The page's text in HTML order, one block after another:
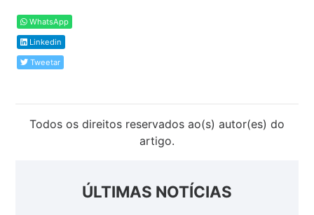
WhatsApp
Linkedin
Tweetar
Todos os direitos reservados ao(s) autor(es) do
artigo.
ÚLTIMAS NOTÍCIAS